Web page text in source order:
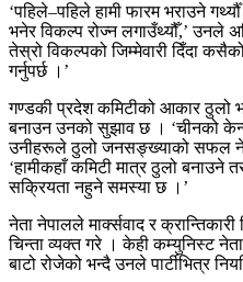
‘पहिले–पहिले हामी फारम भराउने
भनेर विकल्प रोज्न लगाउँथ्यौँ,’ उनले
तेस्रो विकल्पको जिम्मेवारी दिँदा
गर्नुपर्छ ।’
गण्डकी प्रदेश कमिटीको आकार ठुलो
बनाउन उनको सुझाव छ । ‘चीनको
उनीहरूले ठुलो जनसङ्ख्याको सफल
‘हामीकहाँ कमिटी मात्र ठुलो बनाउने
सक्रियता नहुने समस्या छ ।’
नेता नेपालले मार्क्सवाद र
चिन्ता व्यक्त गरे । केही कम्युनिस्ट
बाटो रोजेको भन्दै उनले पार्टीभित्र